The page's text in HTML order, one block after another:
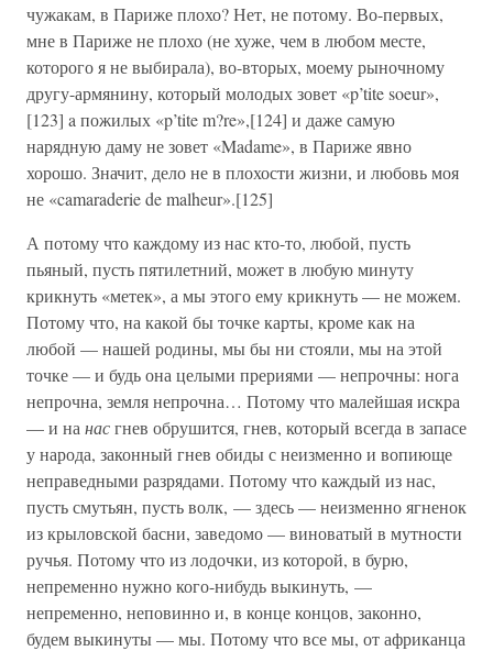
чужакам, в Париже плохо? Нет, не потому. Во-первых,
мне в Париже не плохо (не хуже, чем в любом месте,
которого я не выбирала), во-вторых, моему рыночному
другу-армянину, который молодых зовет «p’tite soeur»,
[123] a пожилых «p’tite m?re»,[124] и даже самую
нарядную даму не зовет «Madame», в Париже явно
хорошо. Значит, дело не в плохости жизни, и любовь моя
не «camaraderie de malheur».[125]
А потому что каждому из нас кто-то, любой, пусть
пьяный, пусть пятилетний, может в любую минуту
крикнуть «метек», а мы этого ему крикнуть — не можем.
Потому что, на какой бы точке карты, кроме как на
любой — нашей родины, мы бы ни стояли, мы на этой
точке — и будь она целыми прериями — непрочны: нога
непрочна, земля непрочна… Потому что малейшая искра
— и на насгнев обрушится, гнев, который всегда в запасе
у народа, законный гнев обиды с неизменно и вопиюще
неправедными разрядами. Потому что каждый из нас,
пусть смутьян, пусть волк, — здесь — неизменно ягненок
из крыловской басни, заведомо — виноватый в мутности
ручья. Потому что из лодочки, из которой, в бурю,
непременно нужно кого-нибудь выкинуть, —
непременно, неповинно и, в конце концов, законно,
будем выкинуты — мы. Потому что все мы, от африканца